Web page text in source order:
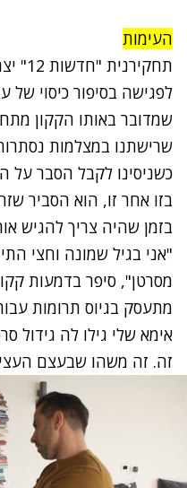
העימות
לפגישה בסיפור כיסוי של
שמדובר באותו הקקון
שרישתנו במצלמות
כשניסינו לקבל הסבר על
בזו אחר זו, הוא הסביר
בזמן שהיה צריך להגיש
"אני בגיל שמונה וחצי
מסרטן", סיפר בדמעות
מתעסק בגיוס תרומות
אימא שלי גילו לה גידול
זה. זה משהו שבעצם